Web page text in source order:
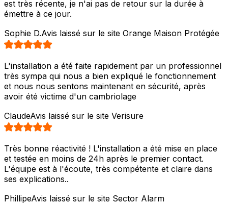
est très récente, je n'ai pas de retour sur la durée à
émettre à ce jour.
Sophie D.Avis laissé sur le site Orange Maison Protégée
L'installation a été faite rapidement par un professionnel
très sympa qui nous a bien expliqué le fonctionnement
et nous nous sentons maintenant en sécurité, après
avoir été victime d'un cambriolage
ClaudeAvis laissé sur le site Verisure
Très bonne réactivité ! L'installation a été mise en place
et testée en moins de 24h après le premier contact.
L'équipe est à l'écoute, très compétente et claire dans
ses explications..
PhillipeAvis laissé sur le site Sector Alarm